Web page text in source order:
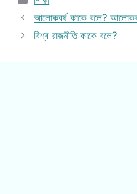
আলোকবর্ষ কাকে বলে?
বিশ্ব রাজনীতি কাকে বলে?